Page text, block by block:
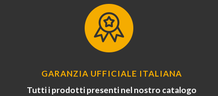
GARANZIA UFFICIALE ITALIANA
Tutti i prodotti presenti nel nostro catalogo